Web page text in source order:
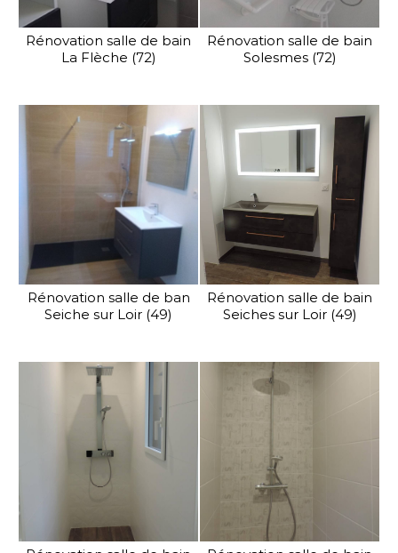
Rénovation salle de bain
La Flèche (72)
Rénovation salle de bain
Solesmes (72)
Rénovation salle de ban
Seiche sur Loir (49)
Rénovation salle de bain
Seiches sur Loir (49)